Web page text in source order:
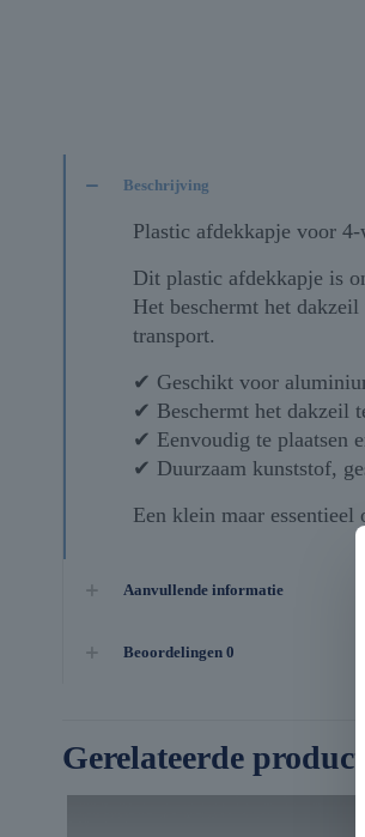
Beschrijving
Plastic afdekkapje voor
Dit plastic afdekkapje is
Het beschermt het
transport.
✔ Geschikt voor
✔ Beschermt het dakzeil
✔ Eenvoudig te plaatsen
✔ Duurzaam kunststof,
Een klein maar
Aanvullende informatie
Beoordelingen 0
Gerelateerde